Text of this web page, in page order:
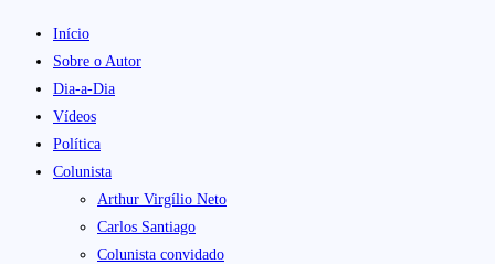
Início
Sobre o Autor
Dia-a-Dia
Vídeos
Política
Colunista
Arthur Virgílio Neto
Carlos Santiago
Colunista convidado